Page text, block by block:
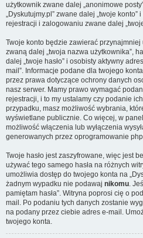
użytkownik zwane dalej „anonimowe
„Dyskutujmy.pl” zwane dalej „twoje
rejestracji i zalogowaniu zwane dalej
Twoje konto będzie zawierać
zwaną dalej „twoja nazwa użytkownika”,
dalej „twoje hasło” i osobisty aktywny
mail”. Informacje podane dla twojego
przez prawa dotyczące ochrony danych
nasz serwer. Mamy prawo wymagać
rejestracji, i to my ustalamy czy podanie
przypadku, masz możliwość wybrania,
wyświetlane publicznie. Co więcej, w
możliwość włączenia lub wyłączenia
generowanych przez oprogramowanie
Twoje hasło jest zaszyfrowane, więc jest
używać tego samego hasła na różnych
umożliwia dostęp do twojego konta na
żadnym wypadku nie podawaj nikomu.
pamiętam hasła”. Witryna poprosi cię o
mail. Po podaniu tych danych zostanie
na podany przez ciebie adres e-mail.
twojego konta.